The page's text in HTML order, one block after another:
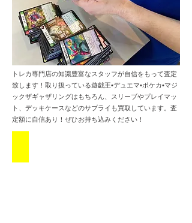
トレカ専門店の知識豊富なスタッフが自信をもって査定
致します！取り扱っている遊戯王•デュエマ•ポケカ•マジ
ックザギャザリングはもちろん、スリーブやプレイマッ
ト、デッキケースなどのサプライも買取しています。査
定額に自信あり！ぜひお持ち込みください！